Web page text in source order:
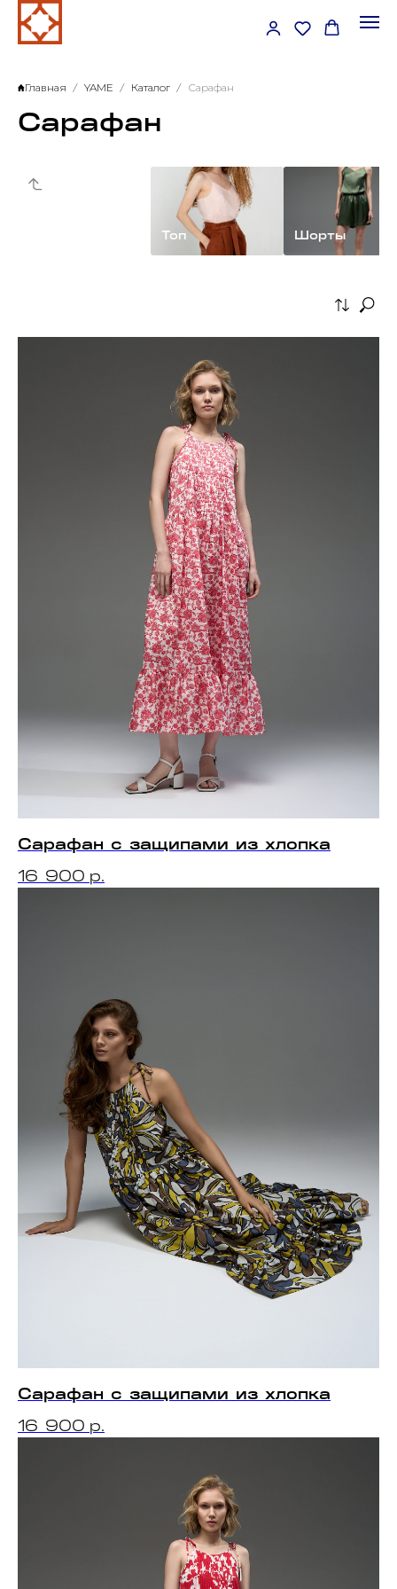
Главная YAME Каталог Сарафан
Сарафан
Топ Шорты
Сарафан с защипами из хлопка
16 900 р.
Сарафан с защипами из хлопка
16 900 р.